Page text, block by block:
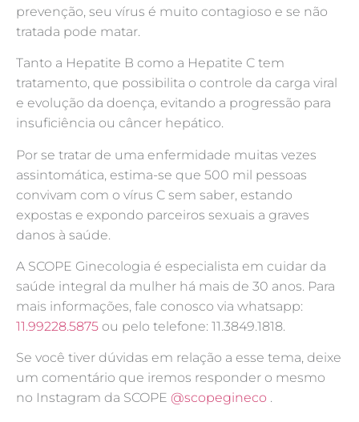
prevenção, seu vírus é muito contagioso e se não
tratada pode matar.
Tanto a Hepatite B como a Hepatite C tem
tratamento, que possibilita o controle da carga viral
e evolução da doença, evitando a progressão para
insuficiência ou câncer hepático.
Por se tratar de uma enfermidade muitas vezes
assintomática, estima-se que 500 mil pessoas
convivam com o vírus C sem saber, estando
expostas e expondo parceiros sexuais a graves
danos à saúde.
A SCOPE Ginecologia é especialista em cuidar da
saúde integral da mulher há mais de 30 anos. Para
mais informações, fale conosco via whatsapp:
11.99228.5875 ou pelo telefone: 11.3849.1818.
Se você tiver dúvidas em relação a esse tema, deixe
um comentário que iremos responder o mesmo
no Instagram da SCOPE @scopegineco .